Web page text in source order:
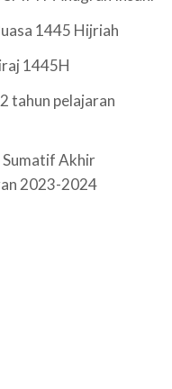
1445 Hijriah
1445H
tahun pelajaran
Sumatif Akhir
2023-2024